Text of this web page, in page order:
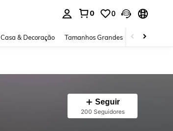
0 0
Casa & Decoração Tamanhos Grandes Joias e
Seguir
200 Seguidores